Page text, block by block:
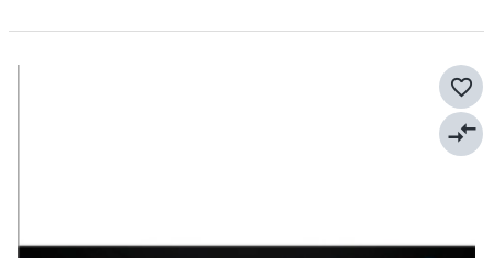
favorite_border
compare_arrows